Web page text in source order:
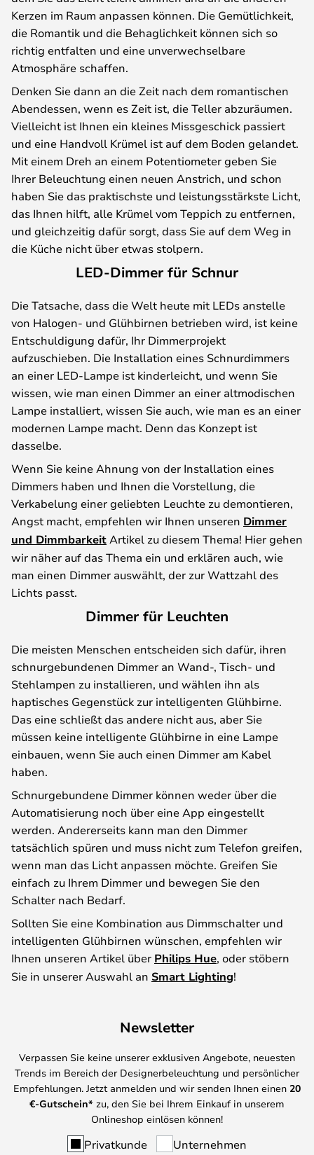
Kerzen im Raum anpassen können. Die Gemütlichkeit,
die Romantik und die Behaglichkeit können sich so
richtig entfalten und eine unverwechselbare
Atmosphäre schaffen.
Denken Sie dann an die Zeit nach dem romantischen
Abendessen, wenn es Zeit ist, die Teller abzuräumen.
Vielleicht ist Ihnen ein kleines Missgeschick passiert
und eine Handvoll Krümel ist auf dem Boden gelandet.
Mit einem Dreh an einem Potentiometer geben Sie
Ihrer Beleuchtung einen neuen Anstrich, und schon
haben Sie das praktischste und leistungsstärkste Licht,
das Ihnen hilft, alle Krümel vom Teppich zu entfernen,
und gleichzeitig dafür sorgt, dass Sie auf dem Weg in
die Küche nicht über etwas stolpern.
LED-Dimmer für Schnur
Die Tatsache, dass die Welt heute mit LEDs anstelle
von Halogen- und Glühbirnen betrieben wird, ist keine
Entschuldigung dafür, Ihr Dimmerprojekt
aufzuschieben. Die Installation eines Schnurdimmers
an einer LED-Lampe ist kinderleicht, und wenn Sie
wissen, wie man einen Dimmer an einer altmodischen
Lampe installiert, wissen Sie auch, wie man es an einer
modernen Lampe macht. Denn das Konzept ist
dasselbe.
Wenn Sie keine Ahnung von der Installation eines
Dimmers haben und Ihnen die Vorstellung, die
Verkabelung einer geliebten Leuchte zu demontieren,
Angst macht, empfehlen wir Ihnen unseren Dimmer
und Dimmbarkeit Artikel zu diesem Thema! Hier gehen
wir näher auf das Thema ein und erklären auch, wie
man einen Dimmer auswählt, der zur Wattzahl des
Lichts passt.
Dimmer für Leuchten
Die meisten Menschen entscheiden sich dafür, ihren
schnurgebundenen Dimmer an Wand-, Tisch- und
Stehlampen zu installieren, und wählen ihn als
haptisches Gegenstück zur intelligenten Glühbirne.
Das eine schließt das andere nicht aus, aber Sie
müssen keine intelligente Glühbirne in eine Lampe
einbauen, wenn Sie auch einen Dimmer am Kabel
haben.
Schnurgebundene Dimmer können weder über die
Automatisierung noch über eine App eingestellt
werden. Andererseits kann man den Dimmer
tatsächlich spüren und muss nicht zum Telefon greifen,
wenn man das Licht anpassen möchte. Greifen Sie
einfach zu Ihrem Dimmer und bewegen Sie den
Schalter nach Bedarf.
Sollten Sie eine Kombination aus Dimmschalter und
intelligenten Glühbirnen wünschen, empfehlen wir
Ihnen unseren Artikel über Philips Hue, oder stöbern
Sie in unserer Auswahl an Smart Lighting!
Newsletter
Verpassen Sie keine unserer exklusiven Angebote, neuesten
Trends im Bereich der Designerbeleuchtung und persönlicher
Empfehlungen. Jetzt anmelden und wir senden Ihnen einen 20
€-Gutschein* zu, den Sie bei Ihrem Einkauf in unserem
Onlineshop einlösen können!
Privatkunde Unternehmen